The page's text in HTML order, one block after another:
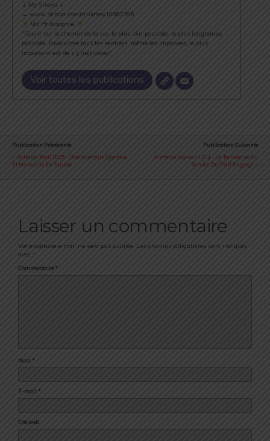
⇣ My Strava ⇣
→ www.strava.com/athletes/18867396
Ma Philosophie
"Courir sur le chemin de la vie, le plus loin possible, le plus longtemps
possible. Emprunter tous les sentiers, même les impasses, le plus
important est de s’y (re)trouver".
Voir toutes les publications
Publication Précédente
Shitana Trail 2025 - Une Aventure Sportive
Et Humaine En Tunisie
Publication Suivante
Arc'teryx Norvan LD 4 - La Technique Au
Service Du Trail Engagé
Laisser un commentaire
Votre adresse e-mail ne sera pas publiée. Les champs obligatoires sont indiqués
avec *
Commentaire *
Nom *
E-mail *
Site web